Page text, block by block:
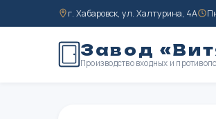
г. Хабаровск, ул. Халтурина, 4А
Завод
Производство входных и